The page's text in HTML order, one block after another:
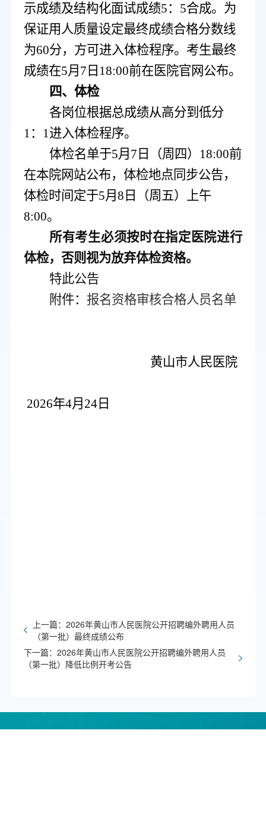
示成绩及结构化面试成绩5：5合成。为
保证用人质量设定最终成绩合格分数线
为60分，方可进入体检程序。 考生最终
成绩在5月7日18:00前在医院官网公布。
四、体检
各岗位根据总成绩从高分到低分
1：1进入体检程序。
体检名单于5月 7 日 （周四 ） 18:00前
在本院网站公布，体检地点同步公告，
体检时间定于5月8 日（周 五）上午
8:00。
所有考生必须按时在指定医院进行
体检，否则视为放弃体检资格。
特此公告
附件：报名资格审核合格人员名单
黄山市人民医院
2026年4月24日
上一篇：2026年黄山市人民医院公开招聘编外聘用人员
（第一批）最终成绩公布
下一篇：2026年黄山市人民医院公开招聘编外聘用人员
（第一批）降低比例开考公告